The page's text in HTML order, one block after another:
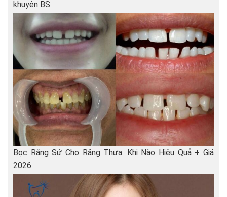
khuyên BS
Bọc Răng Sứ Cho Răng Thưa: Khi Nào Hiệu Quả + Giá
2026